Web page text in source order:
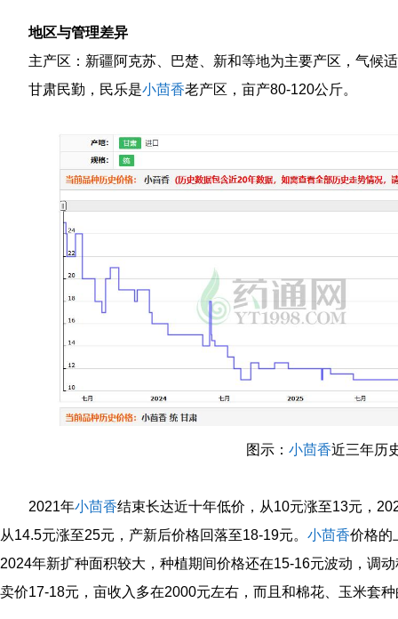
地区与管理差异
主产区：新疆阿克苏、巴楚、新和等地为主要产区，气候
甘肃民勤，民乐是小茴香老产区，亩产80-120公斤。
图示： 小茴香近三年历
2021年小茴香结束长达近十年低价，从10元涨至13元，
从14.5元涨至25元，产新后价格回落至18-19元。 小茴香价格的
2024年新扩种面积较大，种植期间价格还在15-16元波动，调
卖价17-18元，亩收入多在2000元左右，而且和棉花、玉米套